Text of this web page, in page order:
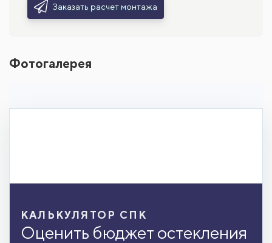
Заказать расчет монтажа
Фотогалерея
КАЛЬКУЛЯТОР СПК
Оценить бюджет остекления